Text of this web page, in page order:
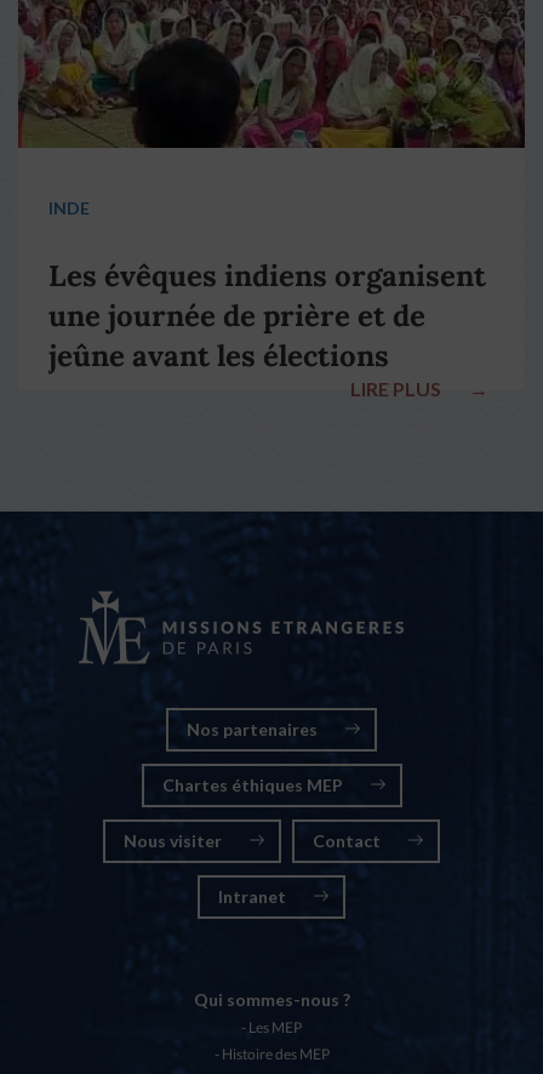
INDE
Les évêques indiens organisent
une journée de prière et de
jeûne avant les élections
LIRE PLUS →
Nos partenaires
Chartes éthiques MEP
Nous visiter Contact
Intranet
Qui sommes-nous ?
Les MEP
Histoire des MEP